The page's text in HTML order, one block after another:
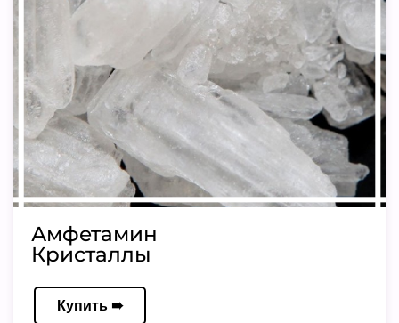
Амфетамин
Кристаллы
Купить ➠